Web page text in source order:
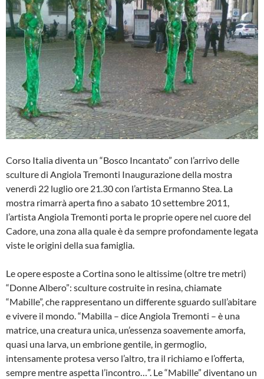
Corso Italia diventa un “Bosco Incantato” con l’arrivo delle
sculture di Angiola Tremonti Inaugurazione della mostra
venerdì 22 luglio ore 21.30 con l’artista Ermanno Stea. La
mostra rimarrà aperta fino a sabato 10 settembre 2011,
l’artista Angiola Tremonti porta le proprie opere nel cuore del
Cadore, una zona alla quale è da sempre profondamente legata
viste le origini della sua famiglia.
Le opere esposte a Cortina sono le altissime (oltre tre metri)
“Donne Albero”: sculture costruite in resina, chiamate
“Mabille”, che rappresentano un differente sguardo sull’abitare
e vivere il mondo. “Mabilla – dice Angiola Tremonti – è una
matrice, una creatura unica, un’essenza soavemente amorfa,
quasi una larva, un embrione gentile, in germoglio,
intensamente protesa verso l’altro, tra il richiamo e l’offerta,
sempre mentre aspetta l’incontro…”. Le “Mabille” diventano un